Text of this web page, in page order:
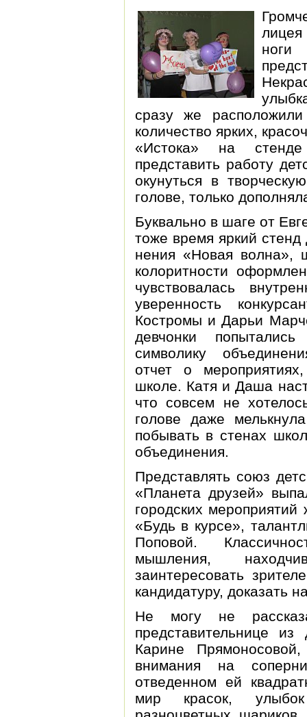
сразу же
количество ярких,
«Истока» на
представить работу
окунуться в
голове, только
Буквально в шаге от
тоже время яркий стенд
нения «Новая
колоритности
чувствовалась
уверенность
Костромы и Дарьи
девчонки
символику
отчет о
школе. Катя и Даша
что совсем не
голове даже
побывать в стенах
объединения.
Представлять союз
«Планета друзей»
городских
«Будь в курсе»,
Поповой.
мышления,
заинтересовать
кандидатуру, доказать
Не могу не
представительнице из
Карине
внимания на
отведенном ей
мир красок,